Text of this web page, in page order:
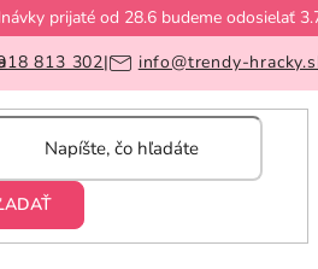
prijaté od 28.6 budeme odosielať
813 302| info@trendy-